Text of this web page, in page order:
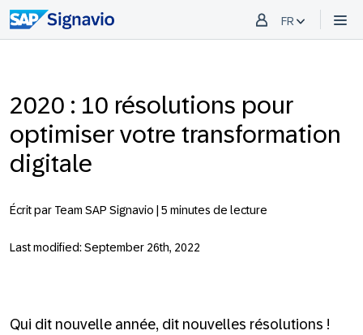
FR
2020 : 10 résolutions pour
optimiser votre transformation
digitale
Écrit par Team SAP Signavio | 5 minutes de lecture
Last modified: September 26th, 2022
Qui dit nouvelle année, dit nouvelles résolutions !